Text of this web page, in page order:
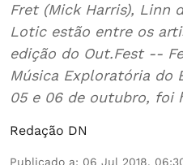
Fret (Mick Harris), Linn
Lotic estão entre os
edição do Out.Fest --
Música Exploratória do
05 e 06 de outubro, foi
Redação DN
Publicado a: 06 Jul 2018,